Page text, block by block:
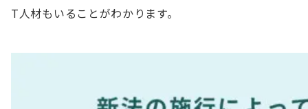
T人材もいることがわかります。